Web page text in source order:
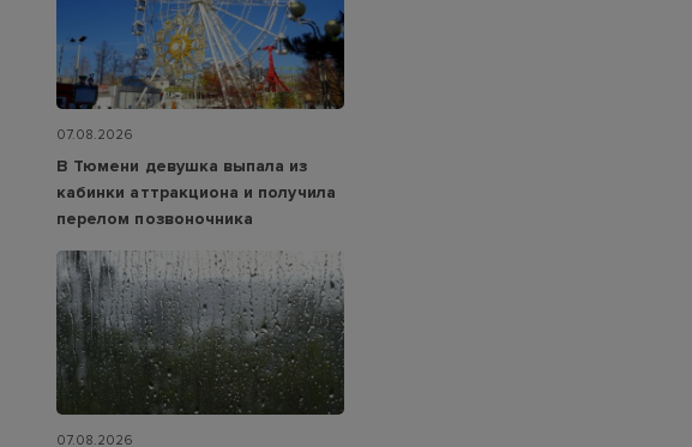
07.08.2026
В Тюмени девушка выпала из
кабинки аттракциона и получила
перелом позвоночника
07.08.2026